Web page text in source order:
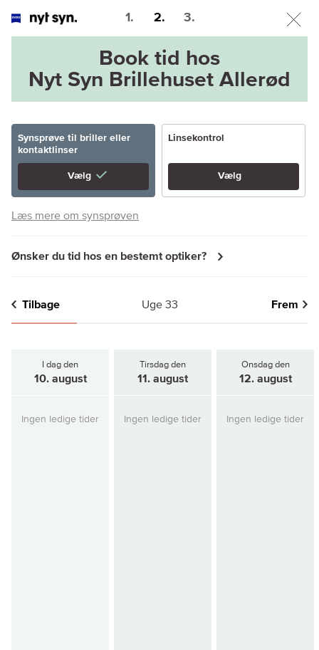
1. 2. 3.
Book tid hos
Nyt Syn Brillehuset Allerød
Synsprøve til briller eller
kontaktlinser
Vælg
Linsekontrol
Vælg
Læs mere om synsprøven
Ønsker du tid hos en bestemt optiker?
Tilbage Uge 33 Frem
I dag den
10. august
Tirsdag den
11. august
Onsdag den
12. august
Ingen ledige tider Ingen ledige tider Ingen ledige tider